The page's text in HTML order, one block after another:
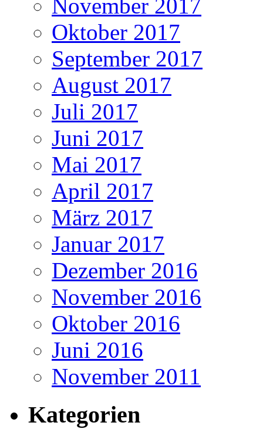
November 2017
Oktober 2017
September 2017
August 2017
Juli 2017
Juni 2017
Mai 2017
April 2017
März 2017
Januar 2017
Dezember 2016
November 2016
Oktober 2016
Juni 2016
November 2011
Kategorien